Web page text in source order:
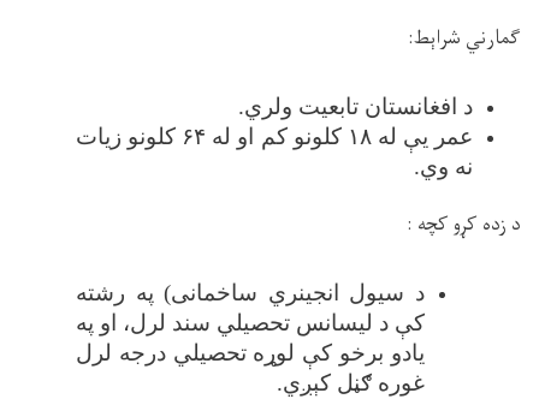
ګمارني شراېط:
د افغانستان تابعیت ولري.
عمر یې له۱۸ کلونو کم او له ۶۴ کلونو زیات
نه وي.
د زده کړو کچه :
د سیول انجینري ساخمانی) په رشته
کې د لیسانس تحصیلي سند لرل، او په
یادو برخو کې لوړه تحصیلي درجه لرل
غوره ګڼل کېږي.